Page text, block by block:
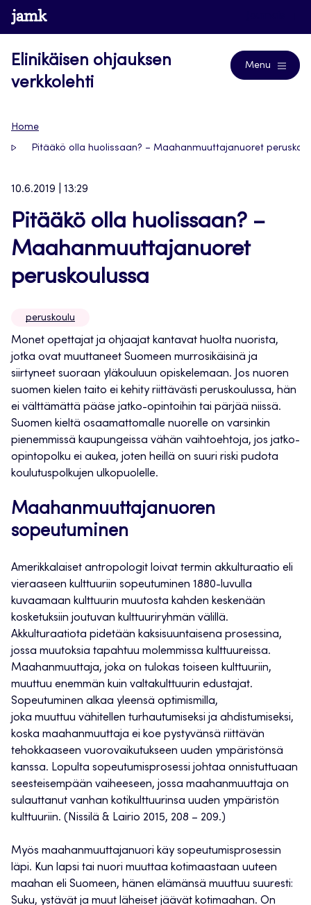
Siirry
suoraan
www.jamk.fi
Elinikäisen ohjauksen
verkkolehti
Menu
Home
Pitääkö olla huolissaan? – Maahanmuuttajanuoret
10.6.2019 | 13:29
Pitääkö olla huolissaan? –
Maahanmuuttajanuoret
peruskoulussa
peruskoulu
Monet opettajat ja ohjaajat kantavat huolta nuorista,
jotka ovat muuttaneet Suomeen murrosikäisinä ja
siirtyneet suoraan yläkouluun opiskelemaan. Jos nuoren
suomen kielen taito ei kehity riittävästi peruskoulussa, hän
ei välttämättä pääse jatko-opintoihin tai pärjää niissä.
Suomen kieltä osaamattomalle nuorelle on varsinkin
pienemmissä kaupungeissa vähän vaihtoehtoja, jos jatko-
opintopolku ei aukea, joten heillä on suuri riski pudota
koulutuspolkujen ulkopuolelle.
Maahanmuuttajanuoren
sopeutuminen
Amerikkalaiset antropologit loivat termin akkulturaatio eli
vieraaseen kulttuuriin sopeutuminen 1880-luvulla
kuvaamaan kulttuurin muutosta kahden keskenään
kosketuksiin joutuvan kulttuuriryhmän välillä.
Akkulturaatiota pidetään kaksisuuntaisena prosessina,
jossa muutoksia tapahtuu molemmissa kulttuureissa.
Maahanmuuttaja, joka on tulokas toiseen kulttuuriin,
muuttuu enemmän kuin valtakulttuurin edustajat.
Sopeutuminen alkaa yleensä optimismilla,
joka muuttuu vähitellen turhautumiseksi ja ahdistumiseksi,
koska maahanmuuttaja ei koe pystyvänsä riittävän
tehokkaaseen vuorovaikutukseen uuden ympäristönsä
kanssa. Lopulta sopeutumisprosessi johtaa onnistuttuaan
seesteisempään vaiheeseen, jossa maahanmuuttaja on
sulauttanut vanhan kotikulttuurinsa uuden ympäristön
kulttuuriin. (Nissilä & Lairio 2015, 208 – 209.)
Myös maahanmuuttajanuori käy sopeutumisprosessin
läpi. Kun lapsi tai nuori muuttaa kotimaastaan uuteen
maahan eli Suomeen, hänen elämänsä muuttuu suuresti:
Suku, ystävät ja muut läheiset jäävät kotimaahan. On